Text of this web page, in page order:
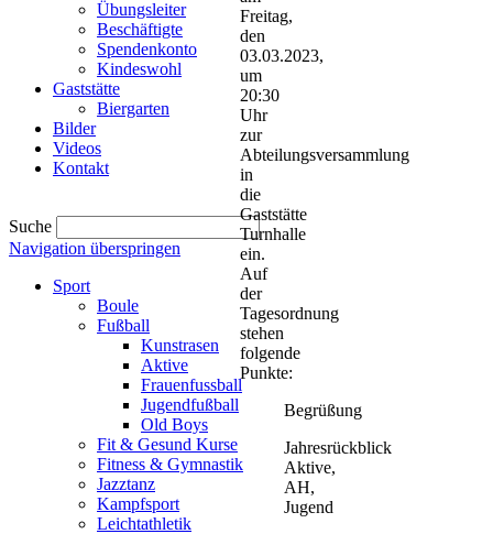
Übungsleiter
Beschäftigte
Spendenkonto
Kindeswohl
Gaststätte
Biergarten
Bilder
Videos
Kontakt
Suche
Navigation überspringen
Sport
Boule
Fußball
Kunstrasen
Aktive
Frauenfussball
Jugendfußball
Old Boys
Fit & Gesund Kurse
Fitness & Gymnastik
Jazztanz
Kampfsport
Leichtathletik
Freitag,
den
03.03.2023,
um
20:30
Uhr
zur
Abteilungsversammlung
in
die
Gaststätte
Turnhalle
ein.
Auf
der
Tagesordnung
stehen
folgende
Punkte:
Begrüßung
Jahresrückblick
Aktive,
AH,
Jugend